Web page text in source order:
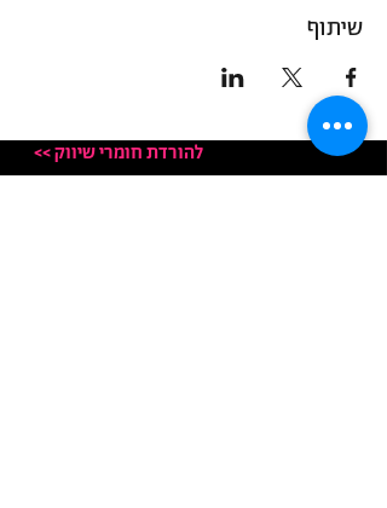
שיתוף
<< להורדת חומרי שיווק